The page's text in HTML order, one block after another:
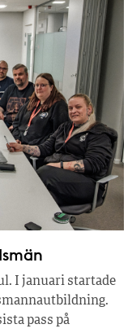
I januari startade
pass på